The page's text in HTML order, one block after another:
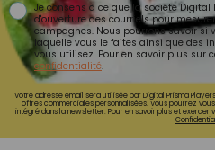
Je consens à ce que la société
d'ouverture des courriels pour
campagnes. Nous pourrons savoir si
laquelle vous le faites ainsi que des
vous utilisez. Pour en savoir plus sur
confidentialité.
Votre adresse email sera utilisée par Digital Prisma
offres commerciales personnalisées. Vous pourrez
intégré dans la newsletter. Pour en savoir plus et exercer